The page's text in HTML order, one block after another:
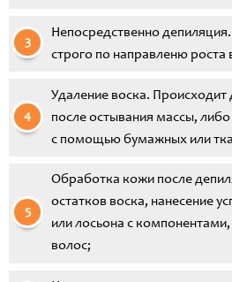
Непосредственно
строго по направленю роста
Удаление воска.
после остывания массы, либо
с помощью бумажных или
Обработка кожи после
остатков воска, нанесение
или лосьона с
волос;